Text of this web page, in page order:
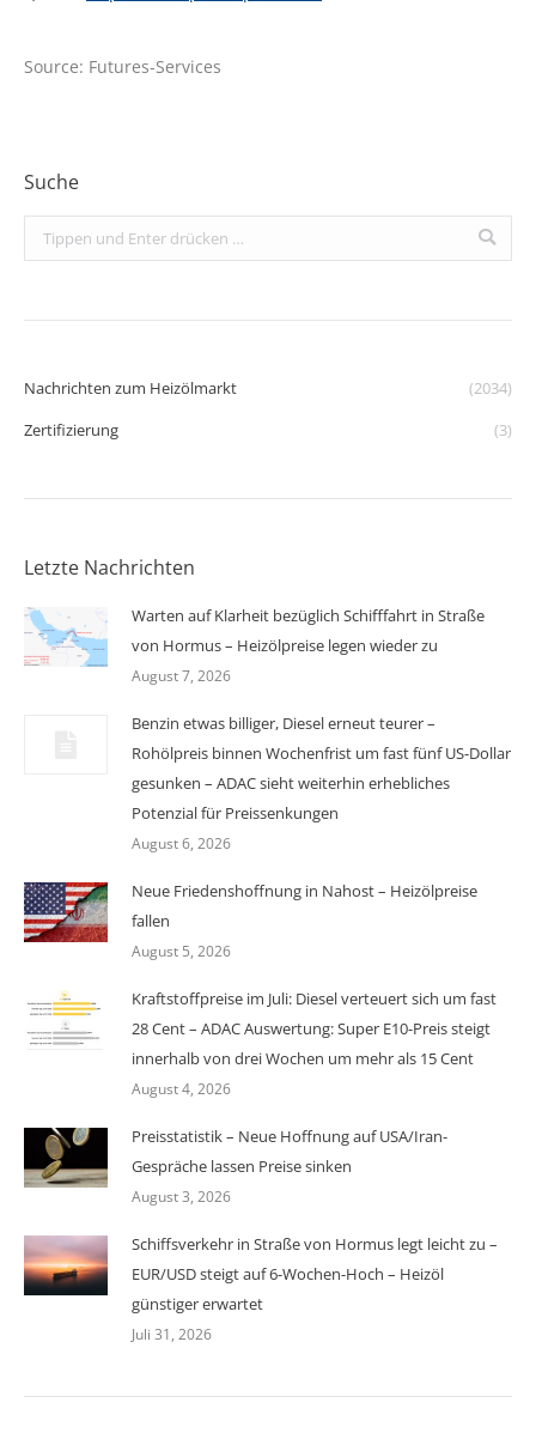
Source: Futures-Services
Suche
Search:
Nachrichten zum Heizölmarkt
(2034)
Zertifizierung
(3)
Letzte Nachrichten
Warten auf Klarheit bezüglich Schifffahrt in Straße
von Hormus – Heizölpreise legen wieder zu
August 7, 2026
Benzin etwas billiger, Diesel erneut teurer –
Rohölpreis binnen Wochenfrist um fast fünf US-Dollar
gesunken – ADAC sieht weiterhin erhebliches
Potenzial für Preissenkungen
August 6, 2026
Neue Friedenshoffnung in Nahost – Heizölpreise
fallen
August 5, 2026
Kraftstoffpreise im Juli: Diesel verteuert sich um fast
28 Cent – ADAC Auswertung: Super E10-Preis steigt
innerhalb von drei Wochen um mehr als 15 Cent
August 4, 2026
Preisstatistik – Neue Hoffnung auf USA/Iran-
Gespräche lassen Preise sinken
August 3, 2026
Schiffsverkehr in Straße von Hormus legt leicht zu –
EUR/USD steigt auf 6-Wochen-Hoch – Heizöl
günstiger erwartet
Juli 31, 2026